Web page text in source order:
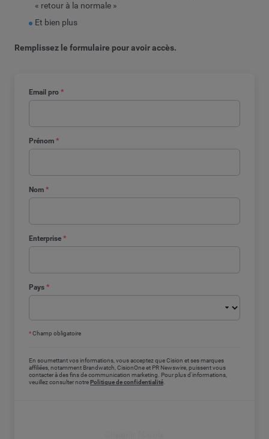
Email pro *
Prénom *
Nom *
Enterprise *
Pays *
*Champ obligatoire
En soumettant vos informations, vous acceptez que Cision et ses marques
affiliées, notamment Brandwatch, CisionOne et PR Newswire, puissent vous
contacter à des fins de communication marketing. Pour plus d'informations,
veuillez consulter notrePolitique de confidentialité
« retour à la normale »
Et bien plus
Remplissez le formulaire pour avoir accès.